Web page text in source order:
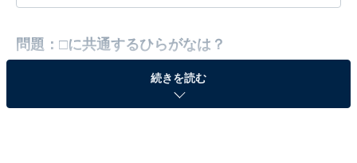
問題：□に共通するひらがなは？
続きを読む